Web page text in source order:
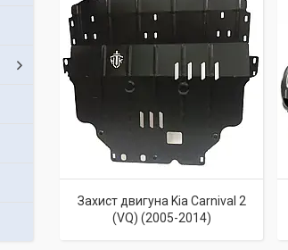
Захист двигуна Kia Carnival 2
(VQ) (2005-2014)